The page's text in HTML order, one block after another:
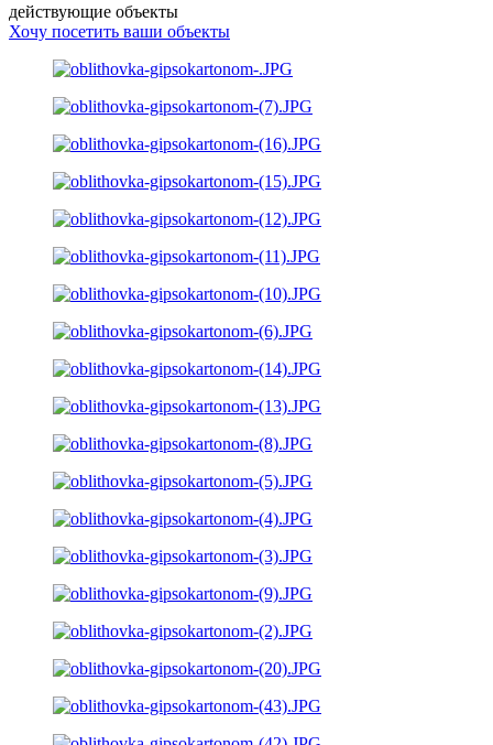
действующие объекты
Хочу посетить ваши объекты